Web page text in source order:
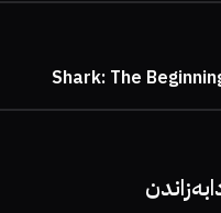
Shark: The